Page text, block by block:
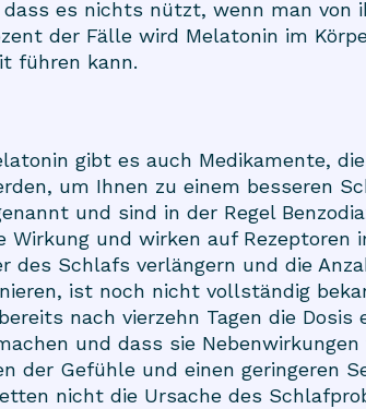
es nichts nützt, wenn man von
der Fälle wird Melatonin im
führen kann.
gibt es auch Medikamente,
um Ihnen zu einem besseren
und sind in der Regel
und wirken auf Rezeptoren
des Schlafs verlängern und die
ist noch nicht vollständig
nach vierzehn Tagen die
und dass sie
der Gefühle und einen geringeren
nicht die Ursache des